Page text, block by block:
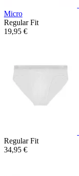
Micro
Regular Fit
19,95 €
Regular Fit
34,95 €